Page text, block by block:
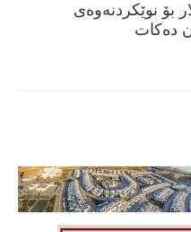
ملیۆن دۆلار بۆ نوێکردنەوەی
دەکات